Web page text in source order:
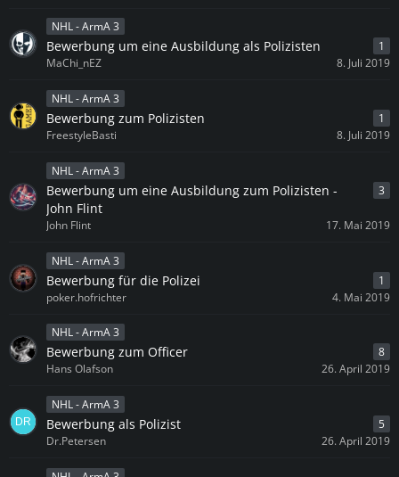
NHL - ArmA 3
Bewerbung um eine Ausbildung als Polizisten
1
MaChi_nEZ
8. Juli 2019
NHL - ArmA 3
Bewerbung zum Polizisten
1
FreestyleBasti
8. Juli 2019
NHL - ArmA 3
Bewerbung um eine Ausbildung zum Polizisten -
John Flint
3
John Flint 17. Mai 2019
NHL - ArmA 3
Bewerbung für die Polizei
1
poker.hofrichter
4. Mai 2019
NHL - ArmA 3
Bewerbung zum Officer
8
Hans Olafson
26. April 2019
NHL - ArmA 3
Bewerbung als Polizist
5
Dr.Petersen
26. April 2019